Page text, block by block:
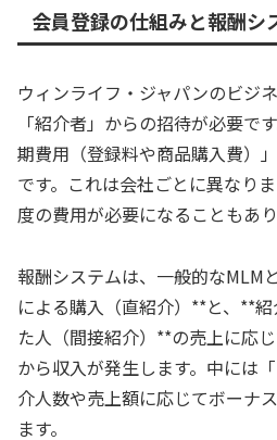
会員登録の仕組みと報酬シ
ウィンライフ・ジャパンのビジ
「紹介者」からの招待が必要で
期費用（登録料や商品購入費）
です。これは会社ごとに異なり
度の費用が必要になることもあり
報酬システムは、一般的なMLM
による購入（直紹介）**と、**
た人（間接紹介）**の売上に応
から収入が発生します。中には
介人数や売上額に応じてボーナ
ます。